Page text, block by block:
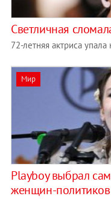
Светличная
72-летняя актриса упала
Мир
Playboy выбрал
женщин-